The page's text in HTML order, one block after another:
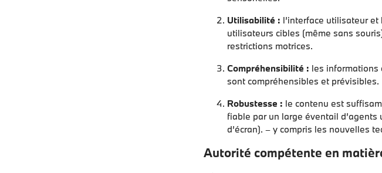
Utilisabilité : l’interface utilisateur
utilisateurs cibles (même sans
restrictions motrices.
Compréhensibilité : les informations
sont compréhensibles et prévisibles.
Robustesse : le contenu est
fiable par un large éventail
d’écran). – y compris les nouvelles
Autorité compétente en